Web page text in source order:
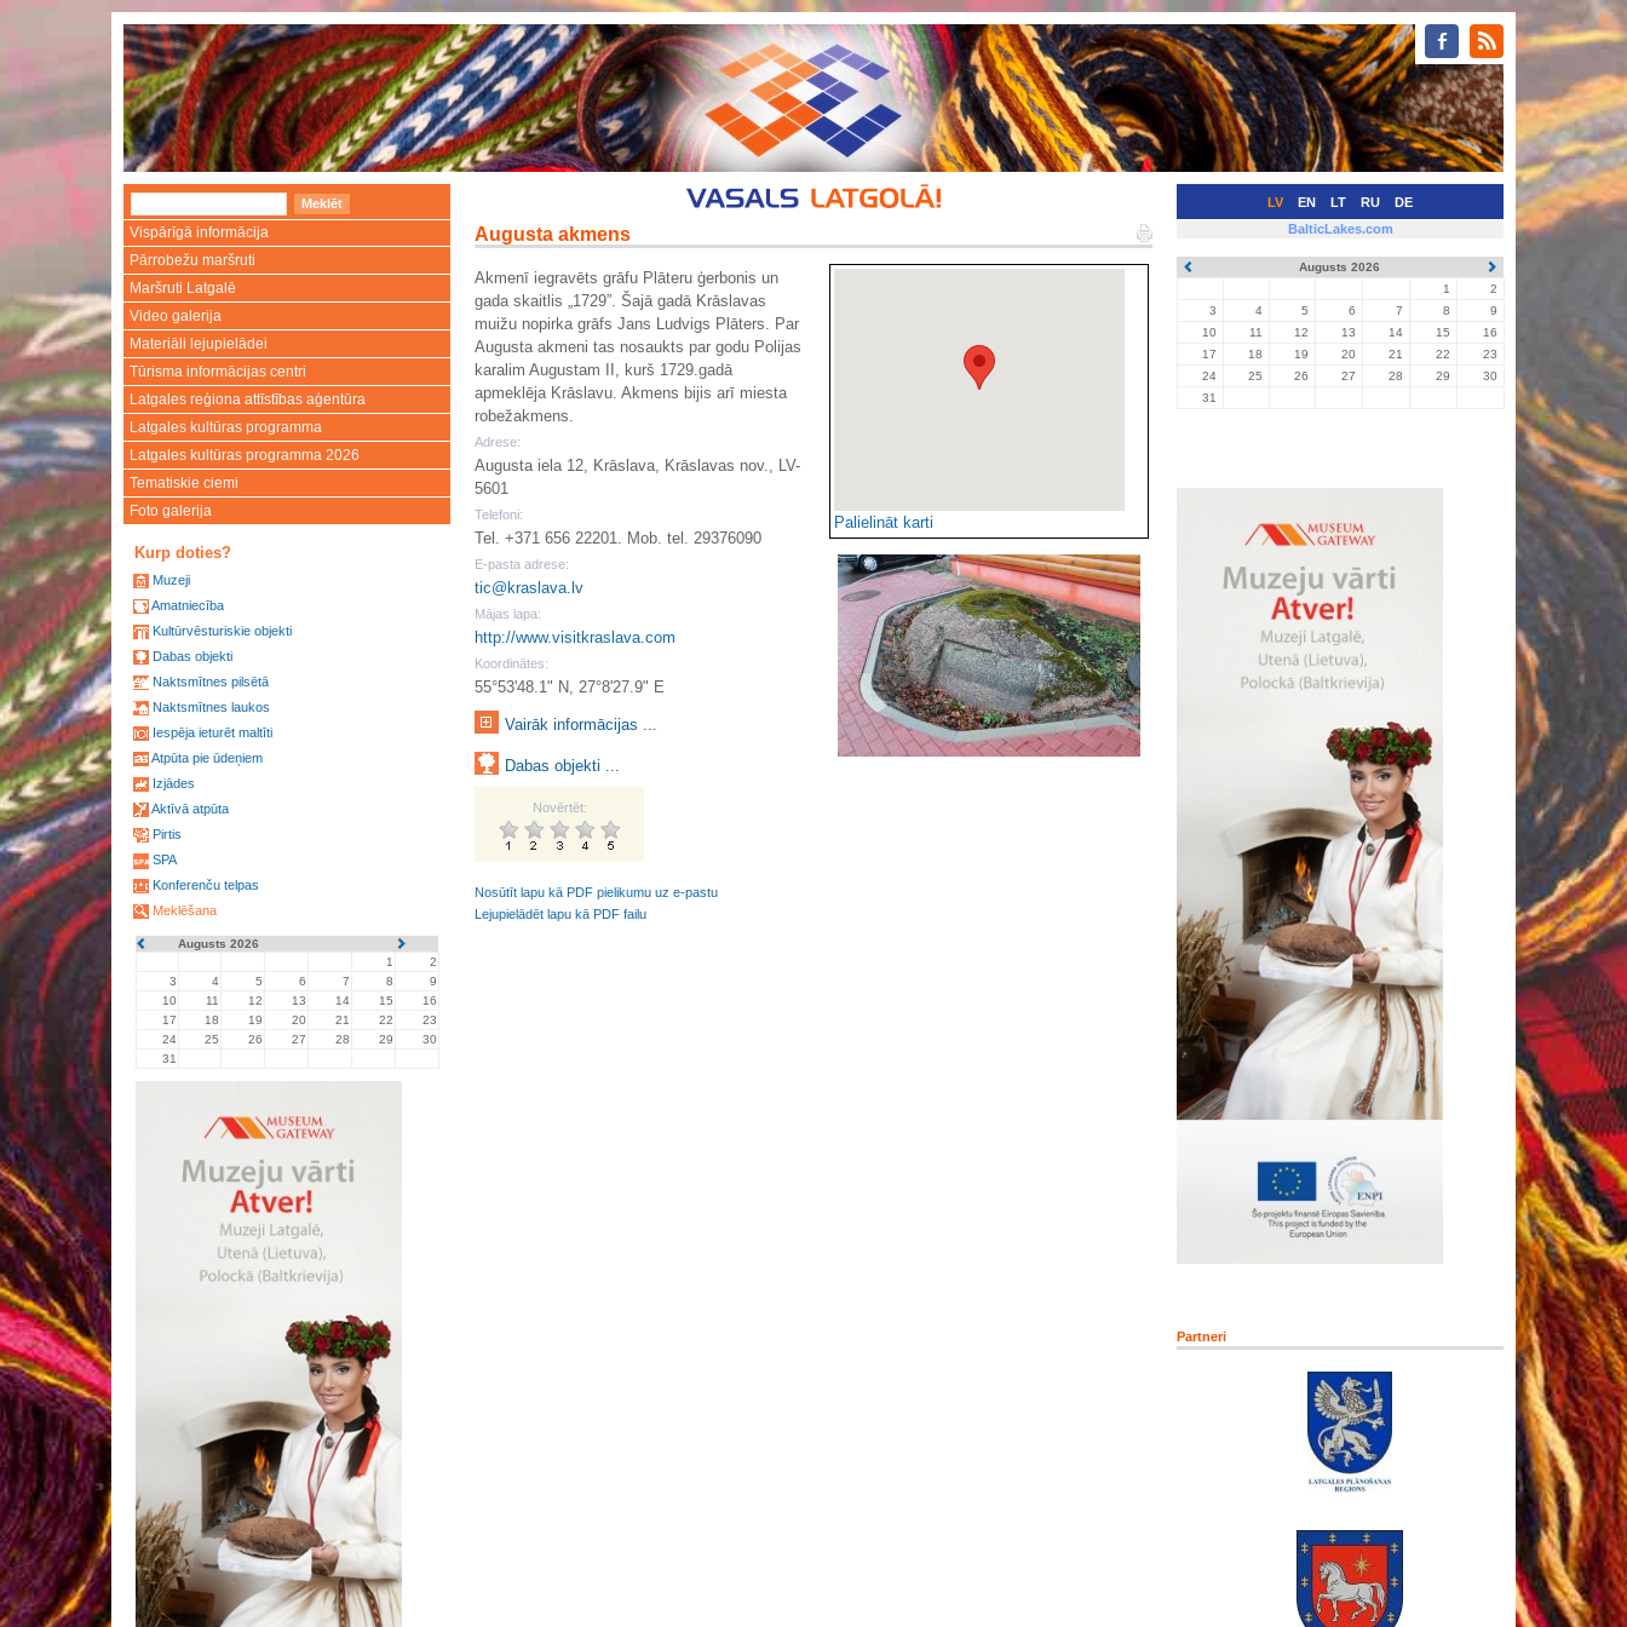
LV EN LT RU DE
Vispārīgā informācija
Pārrobežu maršruti
Maršruti Latgalē
Video galerija
Materiāli lejupielādei
Tūrisma informācijas centri
Latgales reģiona attīstības aģentūra
Latgales kultūras programma
Latgales kultūras programma 2026
Tematiskie ciemi
Foto galerija
Kurp doties?
Muzeji
Amatniecība
Kultūrvēsturiskie objekti
Dabas objekti
Naktsmītnes pilsētā
Naktsmītnes laukos
Iespēja ieturēt maltīti
Atpūta pie ūdeņiem
Izjādes
Aktīvā atpūta
Pirtis
SPA
Konferenču telpas
Meklēšana
Augusts 2026
1
2
3
4 5 6 7 8
9
10
11 12 13 14 15
16
17
18 19 20 21 22
23
24
25 26 27 28 29
30
31
Augusta akmens
Akmenī iegravēts grāfu Plāteru ģerbonis un
gada skaitlis „1729”. Šajā gadā Krāslavas
muižu nopirka grāfs Jans Ludvigs Plāters. Par
Augusta akmeni tas nosaukts par godu Polijas
karalim Augustam II, kurš 1729.gadā
apmeklēja Krāslavu. Akmens bijis arī miesta
robežakmens.
Adrese:
Augusta iela 12, Krāslava, Krāslavas nov., LV-
5601
Telefoni:
Tel. +371 656 22201. Mob. tel. 29376090
E-pasta adrese:
tic@kraslava.lv
Mājas lapa:
http://www.visitkraslava.com
Koordinātes:
55°53'48.1" N, 27°8'27.9" E
Vairāk informācijas ...
Dabas objekti ...
Novērtēt:
Nosūtīt lapu kā PDF pielikumu uz e-pastu
Lejupielādēt lapu kā PDF failu
Palielināt karti
BalticLakes.com
Augusts 2026
1
2
3
4 5 6 7 8
9
10
11 12 13 14 15
16
17
18 19 20 21 22
23
24
25 26 27 28 29
30
31
Partneri